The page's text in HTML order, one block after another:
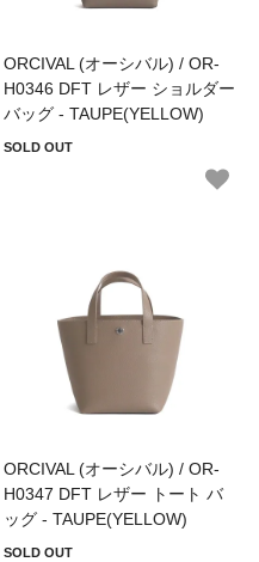
ORCIVAL (オーシバル) / OR-
H0346 DFT レザー ショルダー
バッグ - TAUPE(YELLOW)
SOLD OUT
ORCIVAL (オーシバル) / OR-
H0347 DFT レザー トート バ
ッグ - TAUPE(YELLOW)
SOLD OUT